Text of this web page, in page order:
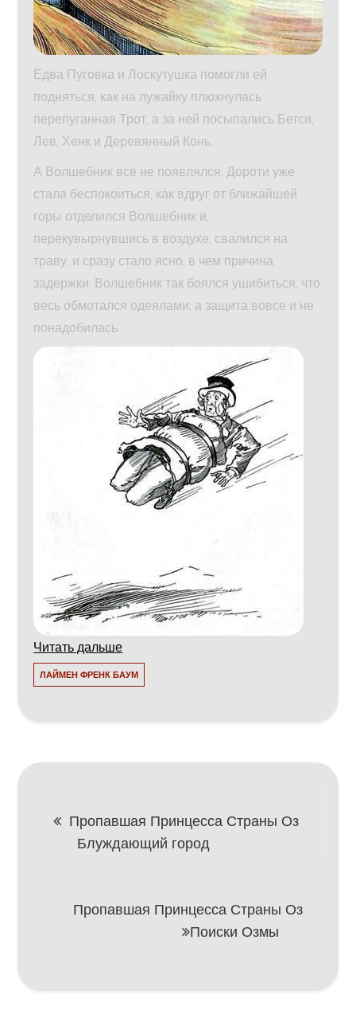
Едва Пуговка и Лоскутушка помогли ей
подняться, как на лужайку плюхнулась
перепуганная Трот, а за ней посыпались Бетси,
Лев, Хенк и Деревянный Конь.
А Волшебник все не появлялся. Дороти уже
стала беспокоиться, как вдруг от ближайшей
горы отделился Волшебник и,
перекувырнувшись в воздухе, свалился на
траву, и сразу стало ясно, в чем причина
задержки: Волшебник так боялся ушибиться, что
весь обмотался одеялами, а защита вовсе и не
понадобилась.
Читать дальше
ЛАЙМЕН ФРЕНК БАУМ
Навигация
записям
Пропавшая Принцесса Страны Оз
Блуждающий город
Пропавшая Принцесса Страны Оз
Поиски Озмы